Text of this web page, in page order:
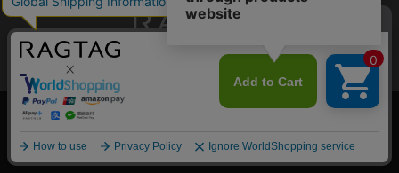
デザイナーズブランドのユーズド・セレクトショップ
COPYRIGHT© TIN PAN ALLEY CO., LTD. ALL RIGHTS RESERVED.